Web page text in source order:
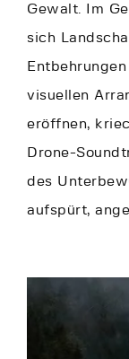
Gewalt. Im
sich
visuellen
eröffnen,
Drone-
des
aufspürt,